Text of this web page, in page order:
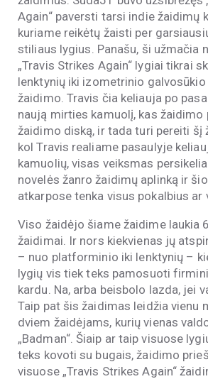
Again“ paversti tarsi indie žaidimų
kuriame reikėtų žaisti per
stiliaus lygius. Panašu, ši užmačia
„Travis Strikes Again“ lygiai tikrai
lenktynių iki izometrinio
žaidimo. Travis čia keliauja po
naują mirties kamuolį, kas žaidimo
žaidimo diską, ir tada turi pereiti šį
kol Travis realiame pasaulyje
kamuolių, visas veiksmas
novelės žanro žaidimų aplinką ir
atkarpose tenka visus pokalbius ar
Viso žaidėjo šiame žaidime laukia
žaidimai. Ir nors kiekvienas jų
– nuo platforminio iki lenktynių –
lygių vis tiek teks pamosuoti
kardu. Na, arba beisbolo lazda, jei
Taip pat šis žaidimas leidžia vienu
dviem žaidėjams, kurių vienas
„Badman“. Šiaip ar taip visuose
teks kovoti su bugais, žaidimo
visuose „Travis Strikes Again“